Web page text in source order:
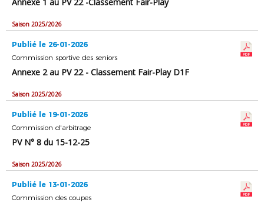
Saison 2025/2026
Publié le 26-01-2026
Commission sportive des seniors
Annexe 2 au PV 22 - Classement Fair-Play D1F
Saison 2025/2026
Publié le 19-01-2026
Commission d'arbitrage
PV N° 8 du 15-12-25
Saison 2025/2026
Publié le 13-01-2026
Commission des coupes